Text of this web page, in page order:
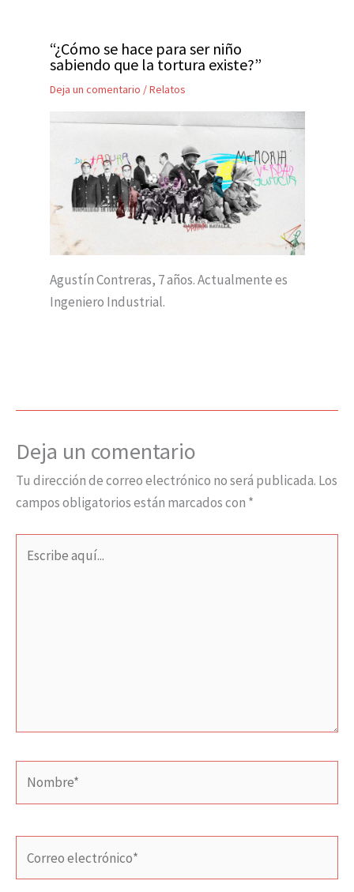
“¿Cómo se hace para ser niño
sabiendo que la tortura existe?”
Deja un comentario /Relatos
Agustín Contreras, 7 años. Actualmente es
Ingeniero Industrial.
Deja un comentario
Tu dirección de correo electrónico no será publicada. Los
campos obligatorios están marcados con *
aquí...
electrónico*